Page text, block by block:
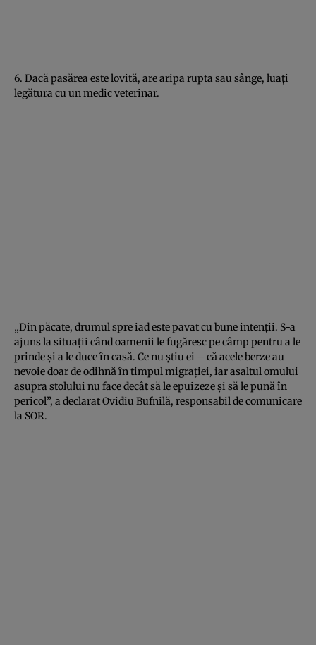
6. Dacă pasărea este lovită, are aripa rupta sau sânge, luaţi
legătura cu un medic veterinar.
„Din păcate, drumul spre iad este pavat cu bune intenţii. S-a
ajuns la situaţii când oamenii le fugăresc pe câmp pentru a le
prinde şi a le duce în casă. Ce nu ştiu ei – că acele berze au
nevoie doar de odihnă în timpul migraţiei, iar asaltul omului
asupra stolului nu face decât să le epuizeze şi să le pună în
pericol”, a declarat Ovidiu Bufnilă, responsabil de comunicare
la SOR.